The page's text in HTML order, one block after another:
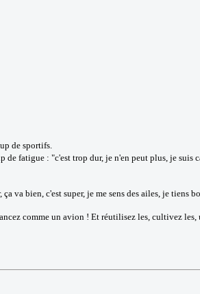
de sportifs.
fatigue : "c'est trop dur, je n'en peut plus, je suis
bien, c'est super, je me sens des ailes, je tiens
comme un avion ! Et réutilisez les, cultivez